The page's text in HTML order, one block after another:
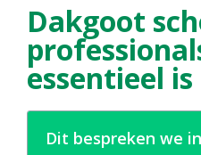
Dakgoot
essentieel is
Dit bespreken we